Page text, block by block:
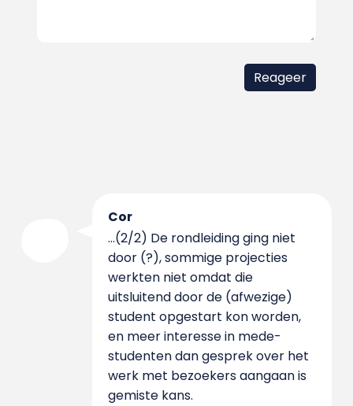
Cor
...(2/2) De rondleiding ging niet
door (?), sommige projecties
werkten niet omdat die
uitsluitend door de (afwezige)
student opgestart kon worden,
en meer interesse in mede-
studenten dan gesprek over het
werk met bezoekers aangaan is
gemiste kans.